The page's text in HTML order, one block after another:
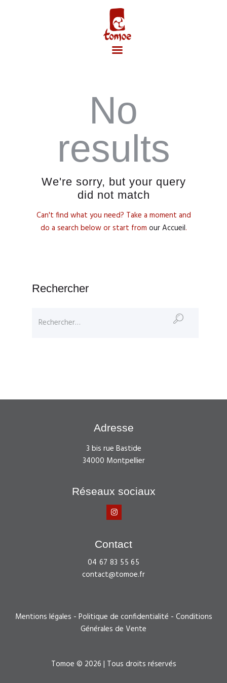
No
results
We're sorry, but your query
did not match
Can't find what you need? Take a moment and
do a search below or start from our Accueil.
Rechercher
Adresse
3 bis rue Bastide
34000 Montpellier
Réseaux sociaux
Contact
04 67 83 55 65
contact@tomoe.fr
Mentions légales - Politique de confidentialité - Conditions
Générales de Vente
Tomoe © 2026 | Tous droits réservés